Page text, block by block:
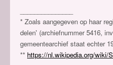
* Zoals aangegeven op haar
delen' (archiefnummer 5416,
gemeentearchief staat echter
** https://nl.wikipedia.org/wiki/